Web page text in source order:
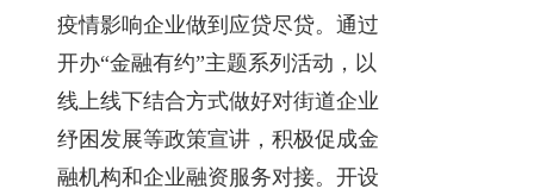
疫情影响企业做到应贷尽贷。通过
开办“金融有约”主题系列活动，以
线上线下结合方式做好对街道企业
纾困发展等政策宣讲，积极促成金
融机构和企业融资服务对接。开设